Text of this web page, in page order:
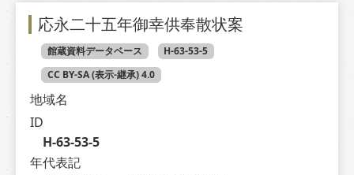
応永二十五年御幸供奉散状案
館蔵資料データベース
H-63-53-5
CC BY-SA (表示-継承) 4.0
地域名
ID
H-63-53-5
年代表記